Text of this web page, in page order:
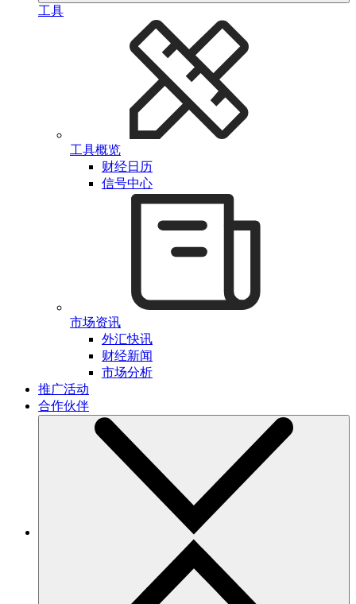
工具
工具概览
财经日历
信号中心
市场资讯
外汇快讯
财经新闻
市场分析
推广活动
合作伙伴